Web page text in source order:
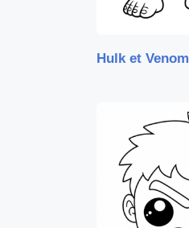
Hulk et Venom